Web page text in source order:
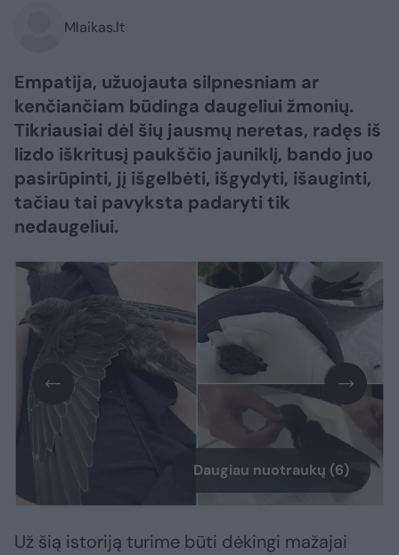
Mlaikas.lt
Empatija, užuojauta silpnesniam ar
kenčiančiam būdinga daugeliui žmonių.
Tikriausiai dėl šių jausmų neretas, radęs iš
lizdo iškritusį paukščio jauniklį, bando juo
pasirūpinti, jį išgelbėti, išgydyti, išauginti,
tačiau tai pavyksta padaryti tik
nedaugeliui.
Daugiau nuotraukų (6)
Už šią istoriją turime būti dėkingi mažajai